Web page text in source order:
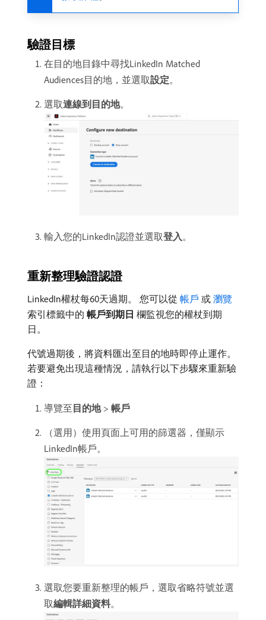
驗證目標
在目的地目錄中尋找LinkedIn Matched
Audiences目的地，並選取​設定。
選取​連線到目的地。
輸入您的LinkedIn認證並選取​登入。
重新整理驗證認證
LinkedIn權杖每60天過期。 您可以從​ 帳戶 ​或​ 瀏覽
索引標籤中的​ 帳戶到期日 ​欄監視您的權杖到期
日。
代號過期後，將資料匯出至目的地時即停止運作。
若要避免出現這種情況，請執行以下步驟來重新驗
證：
導覽至​目的地> 帳戶
（選用）使用頁面上可用的篩選器，僅顯示
LinkedIn帳戶。
選取您要重新整理的帳戶，選取省略符號並選
取​編輯詳細資料。